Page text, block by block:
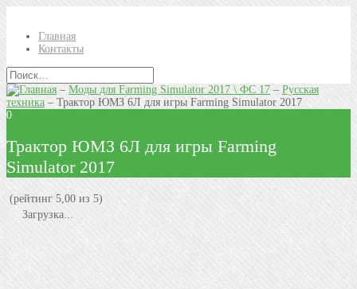
Главная
Контакты
–Моды для Farming Simulator 2017 \ ФС 17– Русская
техника – Трактор ЮМЗ 6Л для игры Farming Simulator 2017
0
Трактор ЮМЗ 6Л для игры Farming
Simulator 2017
(рейтинг 5,00 из 5)
Загрузка...